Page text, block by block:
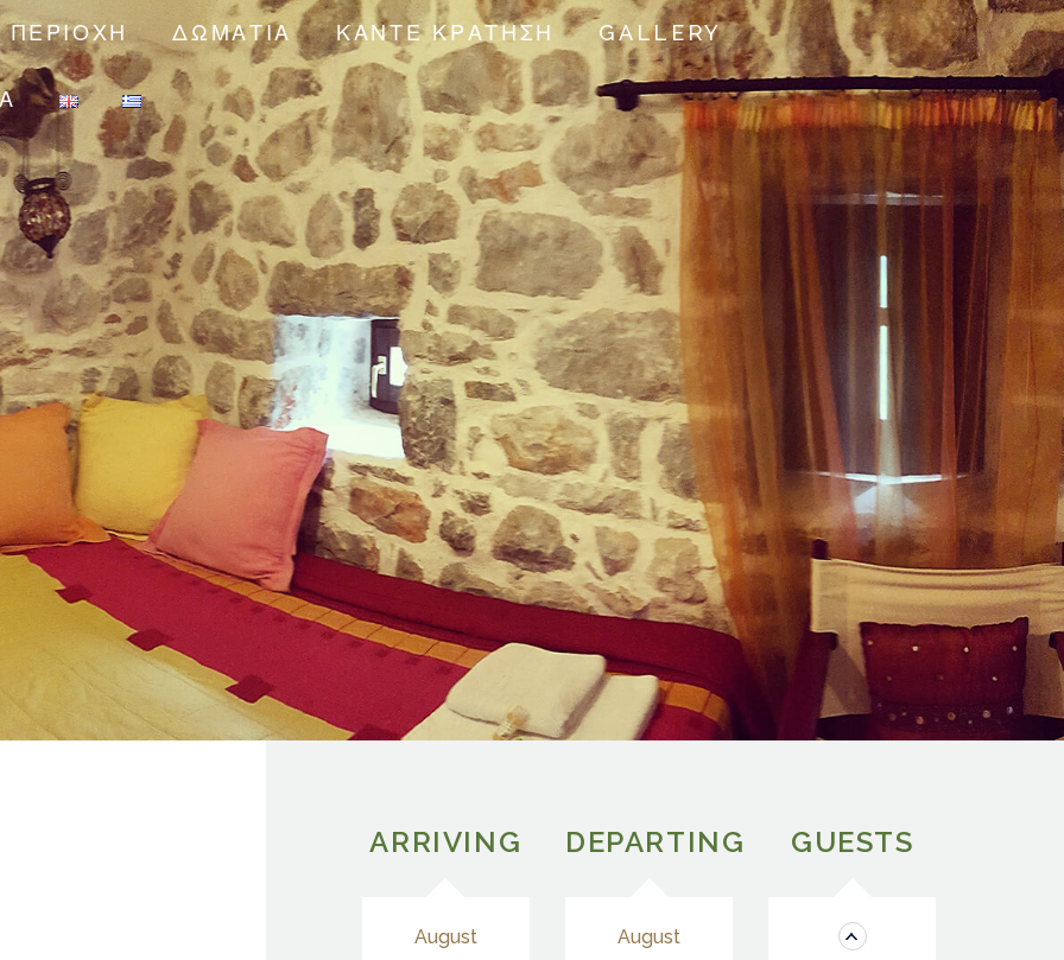
ΠΕΡΙΟΧΉ ΔΩΜΆΤΙΑ ΚΆΝΤΕ ΚΡΆΤΗΣΗ GALLERY
ARRIVING
August
DEPARTING
August
GUESTS